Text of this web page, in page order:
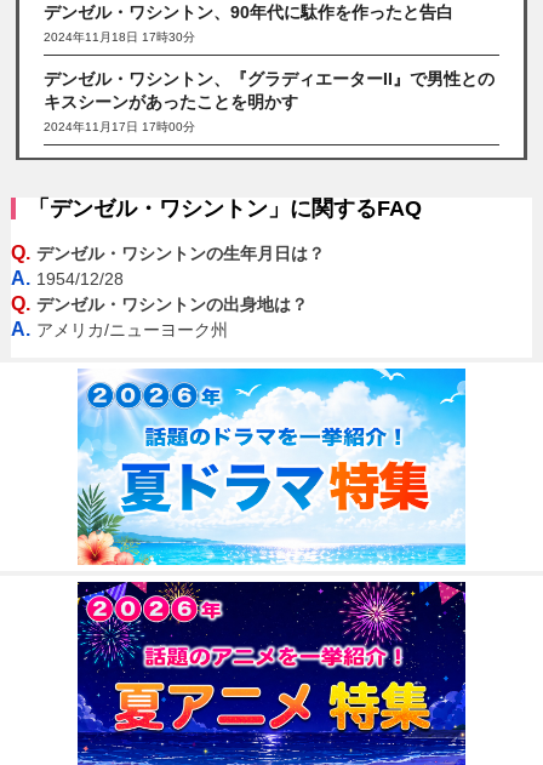
デンゼル・ワシントン、90年代に駄作を作ったと告白
2024年11月18日 17時30分
デンゼル・ワシントン、『グラディエーターII』で男性との
キスシーンがあったことを明かす
2024年11月17日 17時00分
「デンゼル・ワシントン」に関するFAQ
Q. デンゼル・ワシントンの生年月日は？
A. 1954/12/28
Q. デンゼル・ワシントンの出身地は？
A. アメリカ/ニューヨーク州